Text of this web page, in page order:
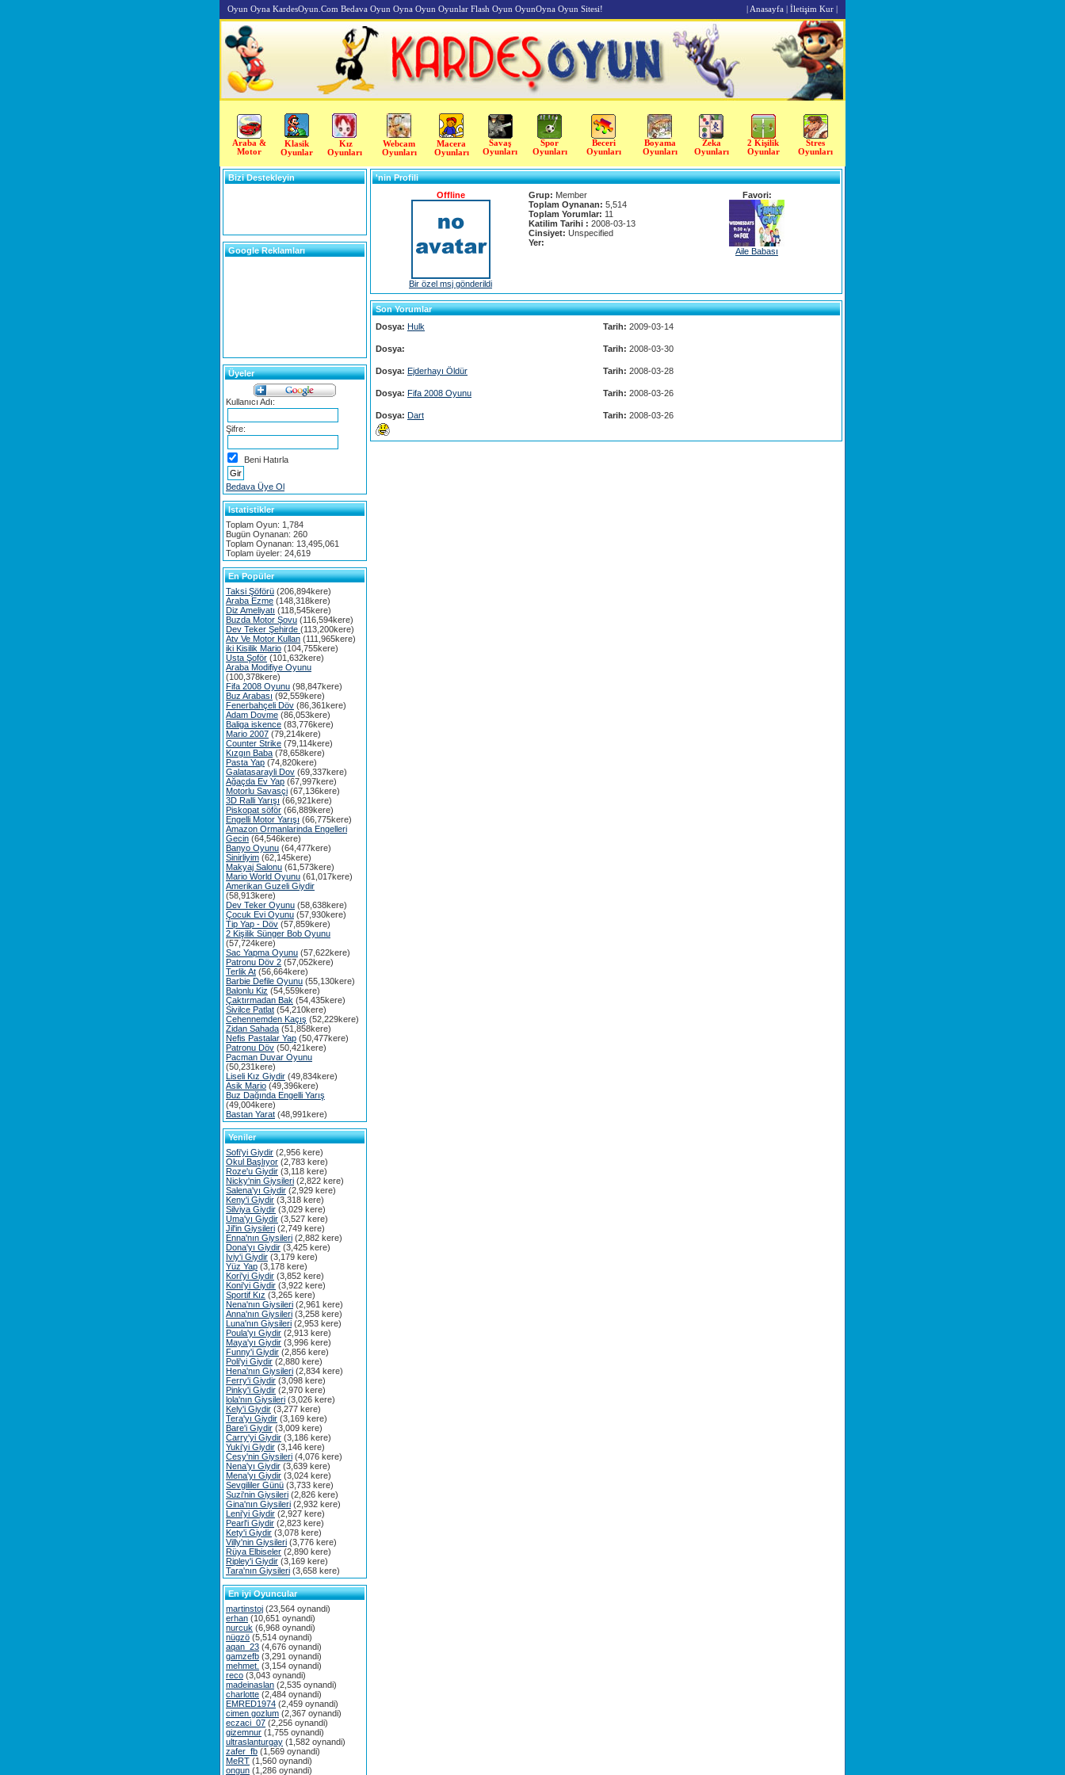
Oyun Oyna KardesOyun.Com Bedava Oyun Oyna Oyun Oyunlar Flash Oyun OyunOyna Oyun Sitesi! | Anasayfa | İletişim Kur |
Araba &
Motor
Klasik
Oyunlar
Kız
Oyunları
Webcam
Oyunları
Macera
Oyunları
Savaş
Oyunları
Spor
Oyunları
Beceri
Oyunları
Boyama
Oyunları
Zeka
Oyunları
2 Kişilik
Oyunlar
Stres
Oyunları
Bizi Destekleyin
Google Reklamları
Üyeler
Kullanıcı Adı:
Şifre:
Beni Hatırla
Bedava Üye Ol
Istatistikler
Toplam Oyun: 1,784
Bugün Oynanan: 260
Toplam Oynanan: 13,495,061
Toplam üyeler: 24,619
En Popüler
Taksi Şöförü (206,894kere)
Araba Ezme (148,318kere)
Diz Ameliyatı (118,545kere)
Buzda Motor Şovu (116,594kere)
Dev Teker Şehirde (113,200kere)
Atv Ve Motor Kullan (111,965kere)
iki Kisilik Mario (104,755kere)
Usta Şoför (101,632kere)
Araba Modifiye Oyunu
(100,378kere)
Fifa 2008 Oyunu (98,847kere)
Buz Arabası (92,559kere)
Fenerbahçeli Döv (86,361kere)
Adam Dovme (86,053kere)
Baliga iskence (83,776kere)
Mario 2007 (79,214kere)
Counter Strike (79,114kere)
Kızgın Baba (78,658kere)
Pasta Yap (74,820kere)
Galatasarayli Dov (69,337kere)
Ağaçda Ev Yap (67,997kere)
Motorlu Savasçi (67,136kere)
3D Ralli Yarışı (66,921kere)
Piskopat söför (66,889kere)
Engelli Motor Yarışı (66,775kere)
Amazon Ormanlarinda Engelleri
Gecin (64,546kere)
Banyo Oyunu (64,477kere)
Sinirliyim (62,145kere)
Makyaj Salonu (61,573kere)
Mario World Oyunu (61,017kere)
Amerikan Guzeli Giydir
(58,913kere)
Dev Teker Oyunu (58,638kere)
Çocuk Evi Oyunu (57,930kere)
Tip Yap - Döv (57,859kere)
2 Kişilik Sünger Bob Oyunu
(57,724kere)
Sac Yapma Oyunu (57,622kere)
Patronu Döv 2 (57,052kere)
Terlik At (56,664kere)
Barbie Defile Oyunu (55,130kere)
Balonlu Kiz (54,559kere)
Çaktırmadan Bak (54,435kere)
Sivilce Patlat (54,210kere)
Cehennemden Kaçış (52,229kere)
Zidan Sahada (51,858kere)
Nefis Pastalar Yap (50,477kere)
Patronu Döv (50,421kere)
Pacman Duvar Oyunu
(50,231kere)
Liseli Kız Giydir (49,834kere)
Asik Mario (49,396kere)
Buz Dağında Engelli Yarış
(49,004kere)
Bastan Yarat (48,991kere)
Yeniler
Sofi'yi Giydir (2,956 kere)
Okul Başlıyor (2,783 kere)
Roze'u Giydir (3,118 kere)
Nicky'nin Giysileri (2,822 kere)
Salena'yı Giydir (2,929 kere)
Keny'i Giydir (3,318 kere)
Silviya Giydir (3,029 kere)
Uma'yı Giydir (3,527 kere)
Jil'in Giysileri (2,749 kere)
Enna'nın Giysileri (2,882 kere)
Dona'yı Giydir (3,425 kere)
Iviy'i Giydir (3,179 kere)
Yüz Yap (3,178 kere)
Kori'yi Giydir (3,852 kere)
Koni'yi Giydir (3,922 kere)
Sportif Kız (3,265 kere)
Nena'nın Giysileri (2,961 kere)
Anna'nın Giysileri (3,258 kere)
Luna'nın Giysileri (2,953 kere)
Poula'yı Giydir (2,913 kere)
Maya'yı Giydir (3,996 kere)
Funny'i Giydir (2,856 kere)
Poli'yi Giydir (2,880 kere)
Hena'nın Giysileri (2,834 kere)
Ferry'i Giydir (3,098 kere)
Pinky'i Giydir (2,970 kere)
lola'nın Giysileri (3,026 kere)
Kely'i Giydir (3,277 kere)
Tera'yı Giydir (3,169 kere)
Bare'i Giydir (3,009 kere)
Carry'yi Giydir (3,186 kere)
Yuki'yi Giydir (3,146 kere)
Cesy'nin Giysileri (4,076 kere)
Nena'yı Giydir (3,639 kere)
Mena'yı Giydir (3,024 kere)
Sevgililer Günü (3,733 kere)
Suzi'nin Giysileri (2,826 kere)
Gina'nın Giysileri (2,932 kere)
Leni'yi Giydir (2,927 kere)
Pearl'i Giydir (2,823 kere)
Kety'i Giydir (3,078 kere)
Villy'nin Giysileri (3,776 kere)
Rüya Elbiseler (2,890 kere)
Ripley'i Giydir (3,169 kere)
Tara'nın Giysileri (3,658 kere)
En iyi Oyuncular
martinstoj (23,564 oynandi)
erhan (10,651 oynandi)
nurcuk (6,968 oynandi)
nügzö (5,514 oynandi)
aqan_23 (4,676 oynandi)
gamzefb (3,291 oynandi)
mehmet. (3,154 oynandi)
reco (3,043 oynandi)
madeinaslan (2,535 oynandi)
charlotte (2,484 oynandi)
EMRED1974 (2,459 oynandi)
cimen gozlum (2,367 oynandi)
eczaci_07 (2,256 oynandi)
gizemnur (1,755 oynandi)
ultraslanturgay (1,582 oynandi)
zafer_fb (1,569 oynandi)
MeRT (1,560 oynandi)
ongun (1,286 oynandi)
'nin Profili
Offline
Bir özel msj gönderildi
Grup: Member
Toplam Oynanan: 5,514
Toplam Yorumlar: 11
Katilim Tarihi : 2008-03-13
Cinsiyet: Unspecified
Yer:
Favori:
Aile Babası
Son Yorumlar
Dosya: Hulk Tarih: 2009-03-14
Dosya: Tarih: 2008-03-30
Dosya: Ejderhayı Öldür Tarih: 2008-03-28
Dosya: Fifa 2008 Oyunu Tarih: 2008-03-26
Dosya: Dart Tarih: 2008-03-26